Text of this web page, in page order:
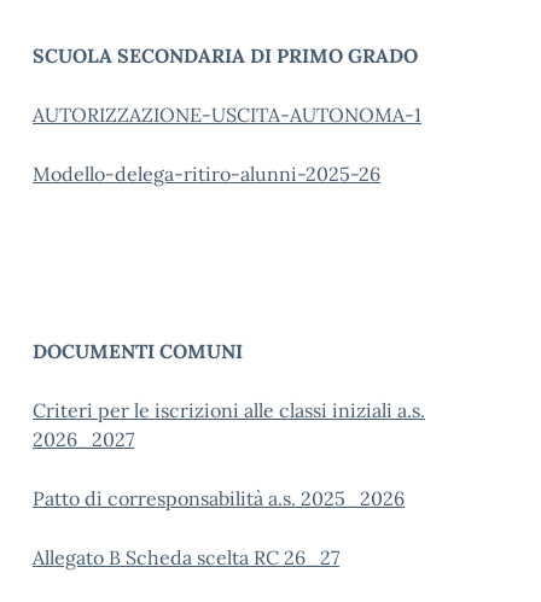
SCUOLA SECONDARIA DI PRIMO GRADO
AUTORIZZAZIONE-USCITA-AUTONOMA-1
Modello-delega-ritiro-alunni-2025-26
DOCUMENTI COMUNI
Criteri per le iscrizioni alle classi iniziali a.s.
2026_2027
Patto di corresponsabilità a.s. 2025_2026
Allegato B Scheda scelta RC 26_27